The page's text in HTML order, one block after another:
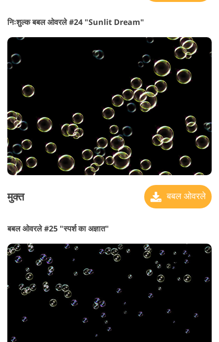
निःशुल्क बबल ओवरले #24 "Sunlit Dream"
मुक्त बबल ओवरले
बबल ओवरले #25 "स्पर्श का अज्ञात"